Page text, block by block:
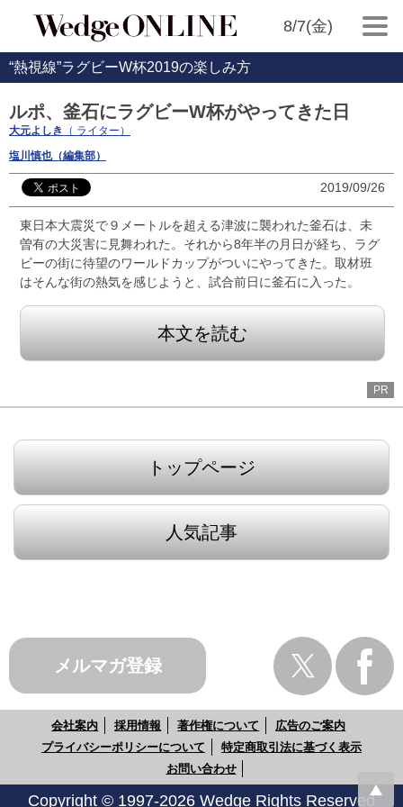
8/7(金)
“熱視線”ラグビーW杯2019の楽しみ方
ルポ、釜石にラグビーW杯がやってきた日
大元よしき
（ ライター）
塩川慎也（編集部）
2019/09/26
東日本大震災で９メートルを超える津波に襲われた釜石は、未
曽有の大災害に見舞われた。それから8年半の月日が経ち、ラグ
ビーの街に待望のワールドカップがついにやってきた。取材班
はそんな街の熱気を感じようと、試合前日に釜石に入った。
本文を読む
PR
トップページ
人気記事
メルマガ登録
会社案内 採用情報 著作権について
広告のご案内
プライバシーポリシーについて
特定商取引法に基づく表示
お問い合わせ
Copyright © 1997-2026 Wedge Rights Reserved